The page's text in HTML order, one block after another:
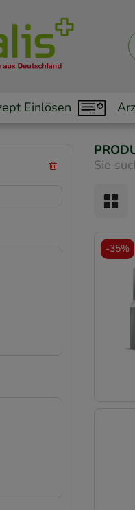
Einlösen
Sie
-35%